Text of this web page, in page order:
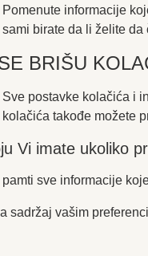
Pomenute informacije
sami birate da li želite
BRIŠU
Sve postavke kolačića i
kolačića takođe možete
Vi imate ukoliko
sve informacije
sadržaj vašim